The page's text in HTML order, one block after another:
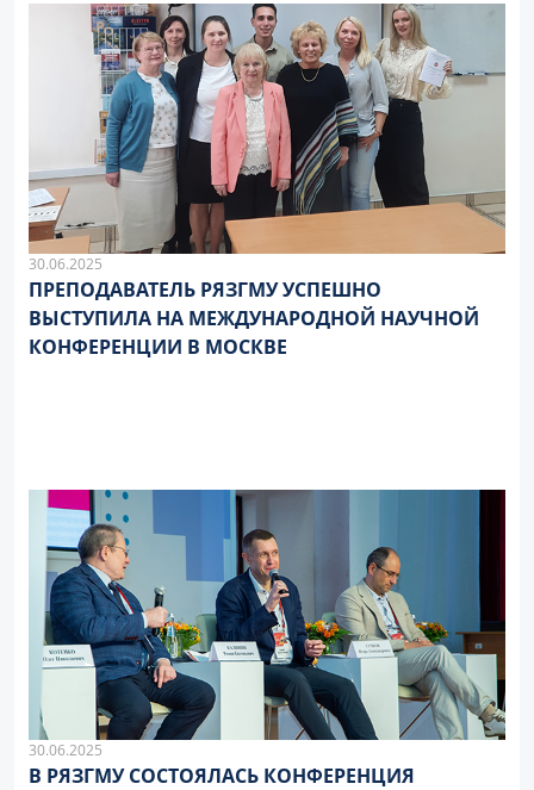
30.06.2025
ПРЕПОДАВАТЕЛЬ РЯЗГМУ УСПЕШНО
ВЫСТУПИЛА НА МЕЖДУНАРОДНОЙ НАУЧНОЙ
КОНФЕРЕНЦИИ В МОСКВЕ
30.06.2025
В РЯЗГМУ СОСТОЯЛАСЬ КОНФЕРЕНЦИЯ